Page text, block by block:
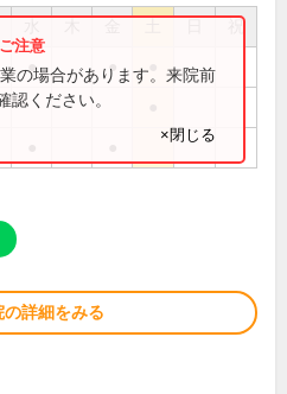
祝
● ●
の場合があります。来院前
認ください。
×閉じる
の詳細をみる